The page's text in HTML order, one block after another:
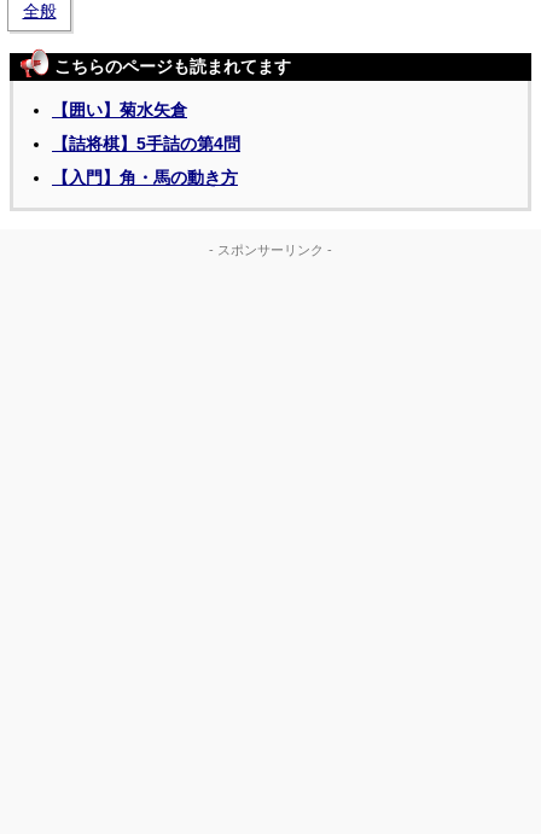
全般
こちらのページも読まれてます
【囲い】菊水矢倉
【詰将棋】5手詰の第4問
【入門】角・馬の動き方
- スポンサーリンク -